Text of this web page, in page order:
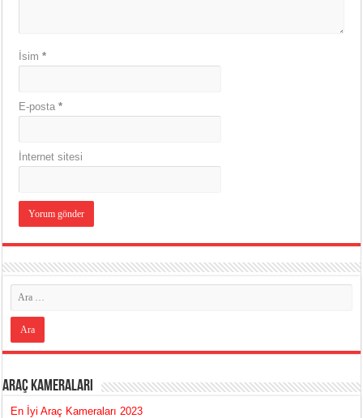
İsim*
E-posta*
İnternet sitesi
Araç Kameraları
En İyi Araç Kameraları 2023